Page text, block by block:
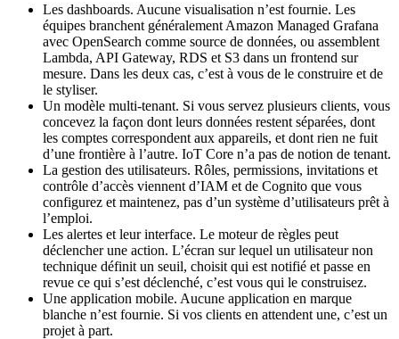
Les dashboards. Aucune visualisation n’est fournie. Les
équipes branchent généralement Amazon Managed Grafana
avec OpenSearch comme source de données, ou assemblent
Lambda, API Gateway, RDS et S3 dans un frontend sur
mesure. Dans les deux cas, c’est à vous de le construire et de
le styliser.
Un modèle multi-tenant. Si vous servez plusieurs clients, vous
concevez la façon dont leurs données restent séparées, dont
les comptes correspondent aux appareils, et dont rien ne fuit
d’une frontière à l’autre. IoT Core n’a pas de notion de tenant.
La gestion des utilisateurs. Rôles, permissions, invitations et
contrôle d’accès viennent d’IAM et de Cognito que vous
configurez et maintenez, pas d’un système d’utilisateurs prêt à
l’emploi.
Les alertes et leur interface. Le moteur de règles peut
déclencher une action. L’écran sur lequel un utilisateur non
technique définit un seuil, choisit qui est notifié et passe en
revue ce qui s’est déclenché, c’est vous qui le construisez.
Une application mobile. Aucune application en marque
blanche n’est fournie. Si vos clients en attendent une, c’est un
projet à part.